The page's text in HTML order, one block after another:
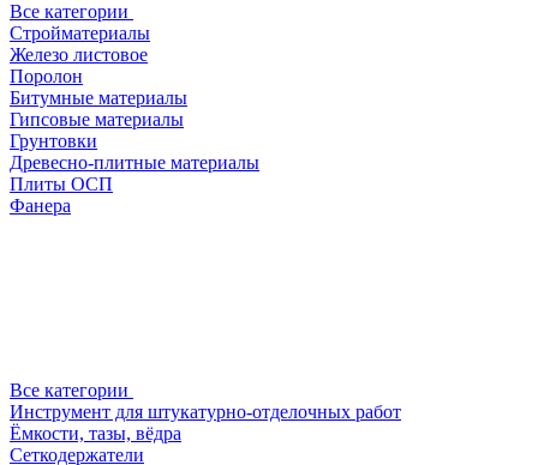
Все категории
Стройматериалы
Железо листовое
Поролон
Битумные материалы
Гипсовые материалы
Грунтовки
Древесно-плитные материалы
Плиты ОСП
Фанера
Все категории
Инструмент для штукатурно-отделочных работ
Ёмкости, тазы, вёдра
Сеткодержатели